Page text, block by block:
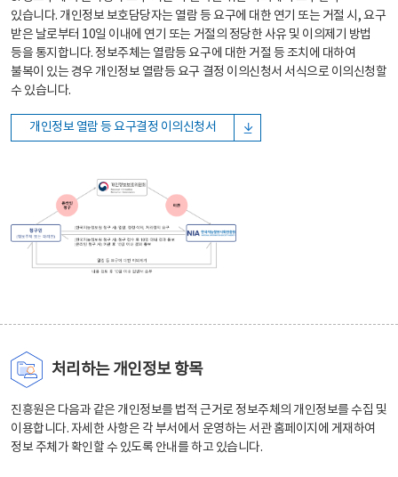
있습니다. 개인정보 보호담당자는 열람 등 요구에 대한 연기 또는 거절 시, 요구
받은 날로부터 10일 이내에 연기 또는 거절의 정당한 사유 및 이의제기 방법
등을 통지합니다. 정보주체는 열람등 요구에 대한 거절 등 조치에 대하여
불복이 있는 경우 개인정보 열람등 요구 결정 이의신청서 서식으로 이의신청할
수 있습니다.
개인정보 열람 등 요구결정 이의신청서
처리하는 개인정보 항목
진흥원은 다음과 같은 개인정보를 법적 근거로 정보주체의 개인정보를 수집 및
이용합니다. 자세한 사항은 각 부서에서 운영하는 서관 홈페이지에 게재하여
정보 주체가 확인할 수 있도록 안내를 하고 있습니다.